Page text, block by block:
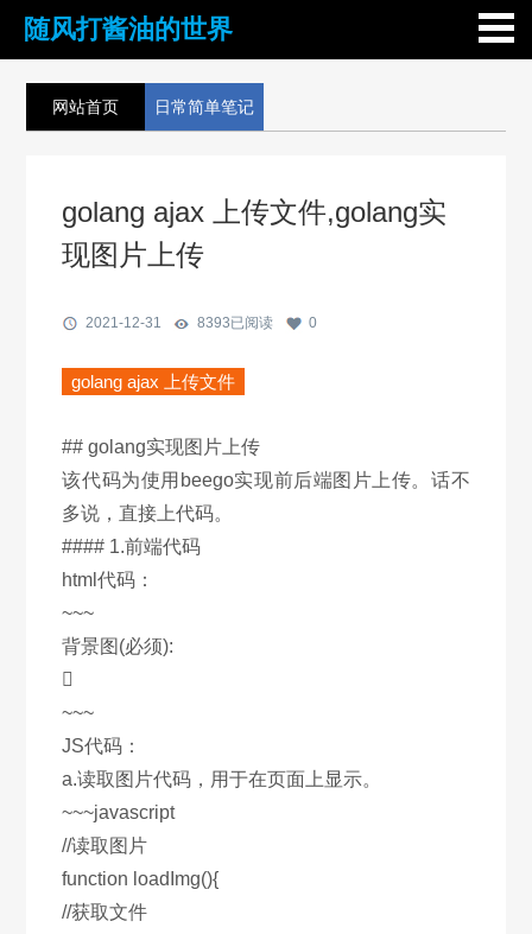
随风打酱油的世界
网站首页 日常简单笔记
golang ajax 上传文件,golang实
现图片上传
2021-12-31 8393已阅读 0
golang ajax 上传文件
## golang实现图片上传
该代码为使用beego实现前后端图片上传。话不
多说，直接上代码。
#### 1.前端代码
html代码：
~~~
背景图(必须):

~~~
JS代码：
a.读取图片代码，用于在页面上显示。
~~~javascript
//读取图片
function loadImg(){
//获取文件